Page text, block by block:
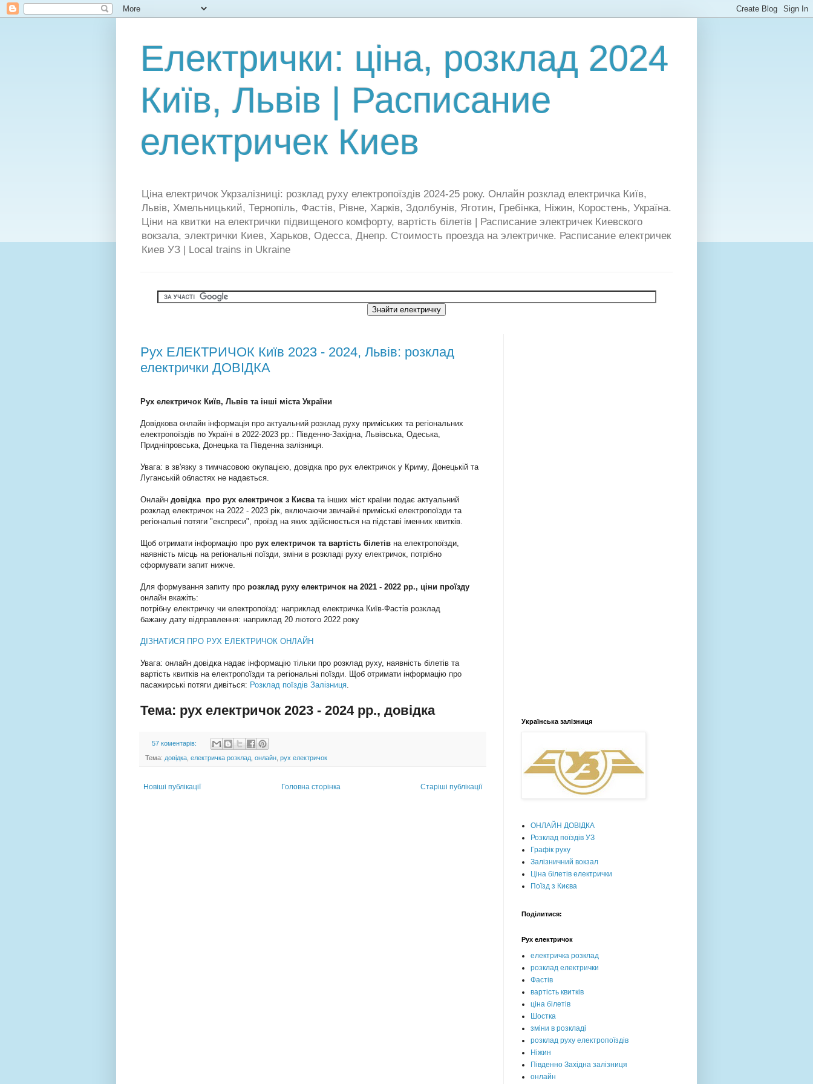
Електрички: ціна, розклад 2024
Київ, Львів | Расписание
електричек Киев
Ціна електричок Укрзалізниці: розклад руху електропоїздів 2024-25 року. Онлайн розклад електричка Київ,
Львів, Хмельницький, Тернопіль, Фастів, Рівне, Харків, Здолбунів, Яготин, Гребінка, Ніжин, Коростень, Україна.
Ціни на квитки на електрички підвищеного комфорту, вартість білетів | Расписание электричек Киевского
вокзала, электрички Киев, Харьков, Одесса, Днепр. Стоимость проезда на электричке. Расписание електричек
Киев УЗ | Local trains in Ukraine
Рух ЕЛЕКТРИЧОК Київ 2023 - 2024, Львів: розклад
електрички ДОВІДКА
Рух електричок Київ, Львів та інші міста України
Довідкова онлайн інформація про актуальний розклад руху приміських та регіональних
електропоїздів по Україні в 2022-2023 рр.: Південно-Західна, Львівська, Одеська,
Придніпровська, Донецька та Південна залізниця.
Увага: в зв'язку з тимчасовою окупацією, довідка про рух електричок у Криму, Донецькій та
Луганській областях не надається.
Онлайн довідка про рух електричок з Києвата інших міст країни подає актуальний
розклад електричок на 2022 - 2023 рік, включаючи звичайні приміські електропоїзди та
регіональні потяги "експреси", проїзд на яких здійснюється на підставі іменних квитків.
Щоб отримати інформацію про рух електричок та вартість білетів на електропоїзди,
наявність місць на регіональні поїзди, зміни в розкладі руху електричок, потрібно
сформувати запит нижче.
Для формування запиту про розклад руху електричок на 2021 - 2022 рр., ціни проїзду
онлайн вкажіть:
потрібну електричку чи електропоїзд: наприклад електричка Київ-Фастів розклад
бажану дату відправлення: наприклад 20 лютого 2022 року
ДІЗНАТИСЯ ПРО РУХ ЕЛЕКТРИЧОК ОНЛАЙН
Увага: онлайн довідка надає інформацію тільки про розклад руху, наявність білетів та
вартість квитків на електропоїзди та регіональні поїзди. Щоб отримати інформацію про
пасажирські потяги дивіться: Розклад поїздів Залізниця.
Тема: рух електричок 2023 - 2024 рр., довідка
57 коментарів:
Тема: довідка, електричка розклад, онлайн, рух електричок
Новіші публікації Старіші публікації
Головна сторінка
Українська залізниця
ОНЛАЙН ДОВІДКА
Розклад поїздів УЗ
Графік руху
Залізничний вокзал
Ціна білетів електрички
Поїзд з Києва
Поділитися:
Рух електричок
електричка розклад
розклад електрички
Фастів
вартість квитків
ціна білетів
Шостка
зміни в розкладі
розклад руху електропоїздів
Ніжин
Південно Західна залізниця
онлайн